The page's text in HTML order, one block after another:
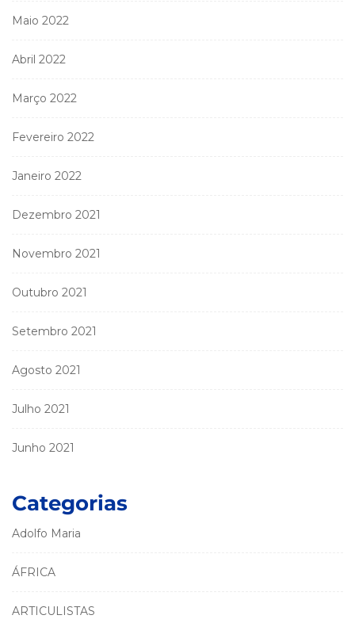
Maio 2022
Abril 2022
Março 2022
Fevereiro 2022
Janeiro 2022
Dezembro 2021
Novembro 2021
Outubro 2021
Setembro 2021
Agosto 2021
Julho 2021
Junho 2021
Categorias
Adolfo Maria
ÁFRICA
ARTICULISTAS